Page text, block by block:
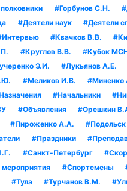
#Горбунов С.Н.
#Деятели наук #Деятели
#Квачков В.В.
#Круглов В.В. #Кубок
Э.И. #Лукьянов А.Е.
#Меликов И.В. #Миненко
#Начальники
#Объявления #Орешкин
#Пироженко А.А. #Подольск
#Праздники
#Санкт-Петербург
#Спортсмены
#Тула #Турчанов В.М.